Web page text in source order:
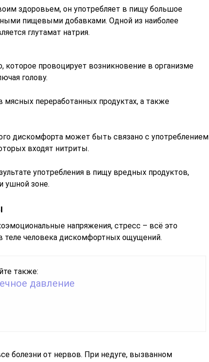
здоровьем, он употребляет в пищу большое
пищевыми добавками. Одной из наиболее
глутамат натрия.
провоцирует возникновение в организме
голову.
мясных переработанных продуктах, а также
дискомфорта может быть связано с употреблением
входят нитриты.
употребления в пищу вредных продуктов,
ушной зоне.
напряжения, стресс – всё это
теле человека дискомфортных ощущений.
также:
давление
болезни от нервов. При недуге, вызванном